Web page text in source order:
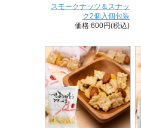
スモークナッツ＆スナッ
ク2個入個包装
価格:600円(税込)